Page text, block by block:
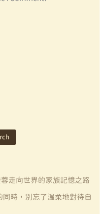
走向世界的家族記憶之路
同時，別忘了溫柔地對待自